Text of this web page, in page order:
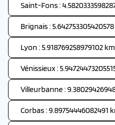
Saint-Fons :
Brignais :
Lyon : 5.918769258979102 km
Vénissieux :
Villeurbanne :
Corbas : 9.89754446082491